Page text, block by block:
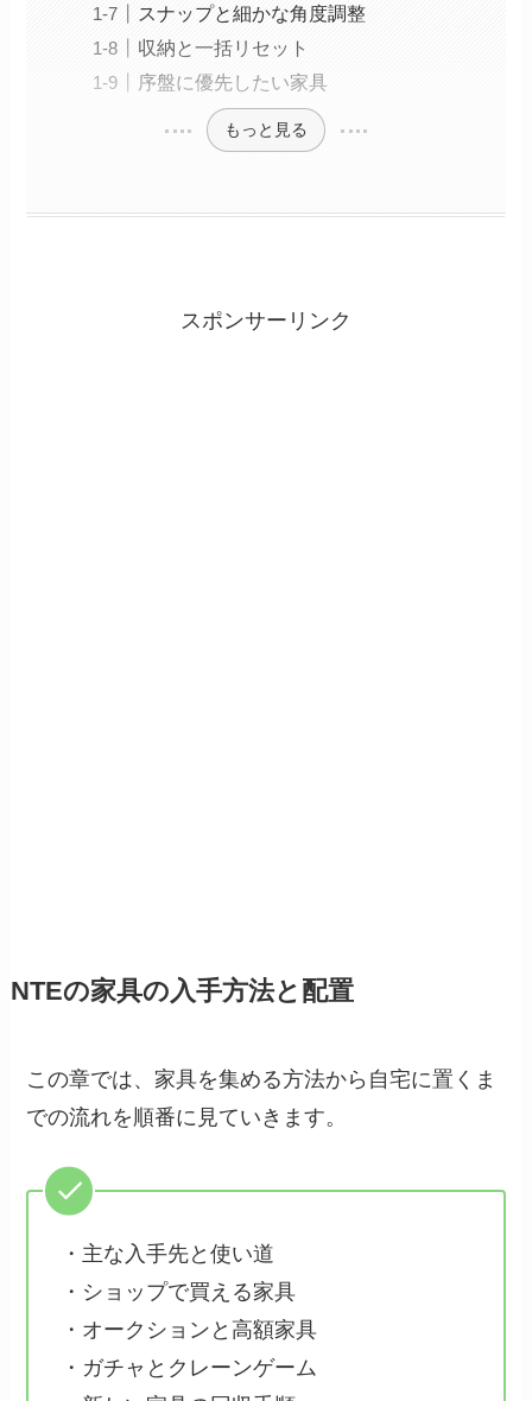
スナップと細かな角度調整
収納と一括リセット
序盤に優先したい家具
もっと見る
スポンサーリンク
NTEの家具の入手方法と配置
この章では、家具を集める方法から自宅に置くま
での流れを順番に見ていきます。
・主な入手先と使い道
・ショップで買える家具
・オークションと高額家具
・ガチャとクレーンゲーム